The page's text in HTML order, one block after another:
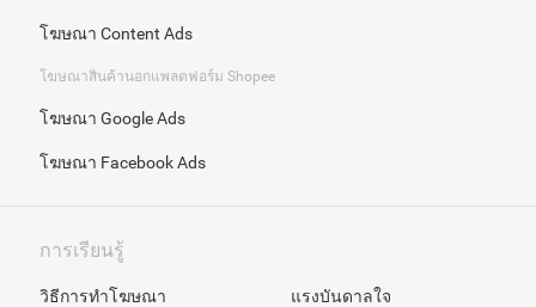
โฆษณา Content Ads
โฆษณาสินค้านอกแพลตฟอร์ม Shopee
โฆษณา Google Ads
โฆษณา Facebook Ads
การเรียนรู้
วิธีการทำโฆษณา แรงบันดาลใจ